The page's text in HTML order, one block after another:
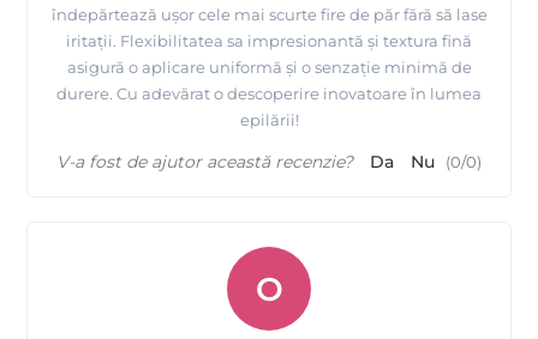
îndepărtează ușor cele mai scurte fire de păr fără să lase
iritații. Flexibilitatea sa impresionantă și textura fină
asigură o aplicare uniformă și o senzație minimă de
durere. Cu adevărat o descoperire inovatoare în lumea
epilării!
V-a fost de ajutor această recenzie? Da Nu (0/0)
O